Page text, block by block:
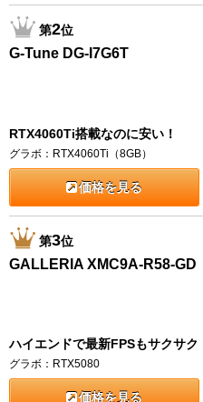
第2位
G-Tune DG-I7G6T
RTX4060Ti搭載なのに安い！
グラボ：RTX4060Ti（8GB）
価格を見る
第3位
GALLERIA XMC9A-R58-GD
ハイエンドで最新FPSもサクサク
グラボ：RTX5080
価格を見る